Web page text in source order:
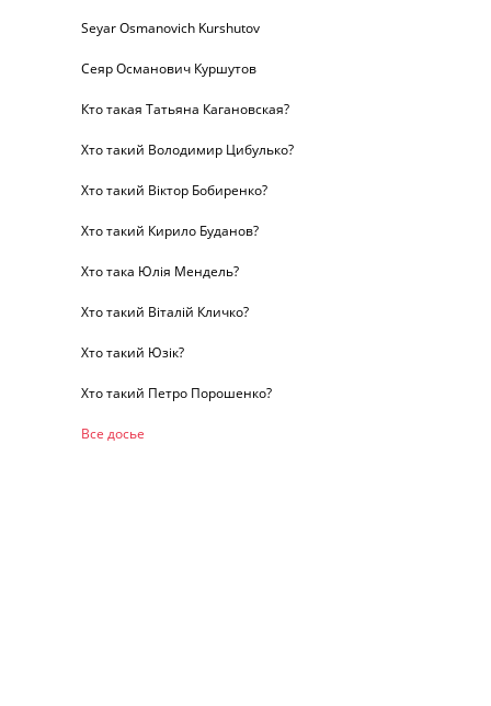
Seyar Osmanovich Kurshutov
Сеяр Османович Куршутов
Кто такая Татьяна Кагановская?
Хто такий Володимир Цибулько?
Хто такий Віктор Бобиренко?
Хто такий Кирило Буданов?
Хто така Юлія Мендель?
Хто такий Віталій Кличко?
Хто такий Юзік?
Хто такий Петро Порошенко?
Все досье